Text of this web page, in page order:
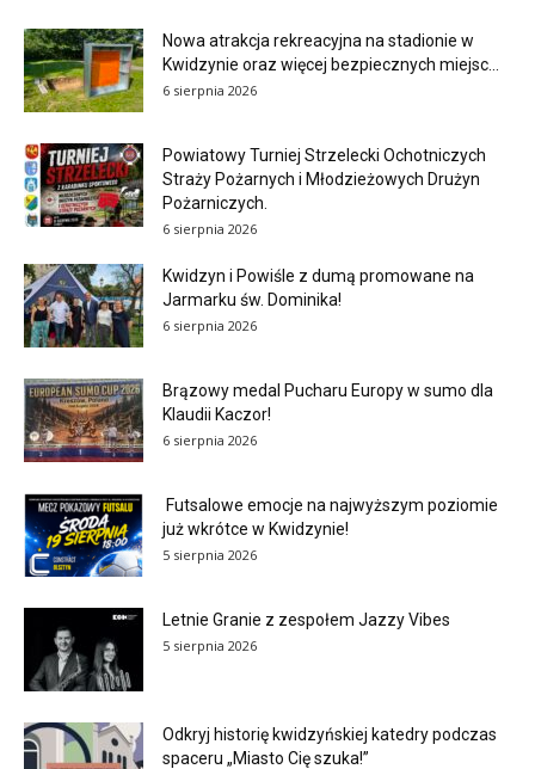
Nowa atrakcja rekreacyjna na stadionie w
Kwidzynie oraz więcej bezpiecznych miejsc...
6 sierpnia 2026
Powiatowy Turniej Strzelecki Ochotniczych
Straży Pożarnych i Młodzieżowych Drużyn
Pożarniczych.
6 sierpnia 2026
Kwidzyn i Powiśle z dumą promowane na
Jarmarku św. Dominika!
6 sierpnia 2026
Brązowy medal Pucharu Europy w sumo dla
Klaudii Kaczor!
6 sierpnia 2026
Futsalowe emocje na najwyższym poziomie
już wkrótce w Kwidzynie!
5 sierpnia 2026
Letnie Granie z zespołem Jazzy Vibes
5 sierpnia 2026
Odkryj historię kwidzyńskiej katedry podczas
spaceru „Miasto Cię szuka!”